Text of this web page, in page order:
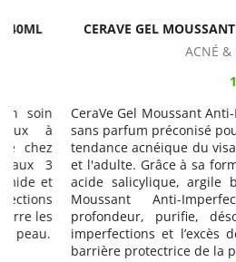
CERAVE GEL MOUSSANT ANTI-
ACNÉ & PEAU
CeraVe Gel Moussant Anti-
sans parfum préconisé pour les
tendance acnéique du visage et
et l'adulte. Grâce à sa formule
acide salicylique, argile
Moussant Anti-
profondeur, purifie,
imperfections et l’excès de
barrière protectrice de la peau.